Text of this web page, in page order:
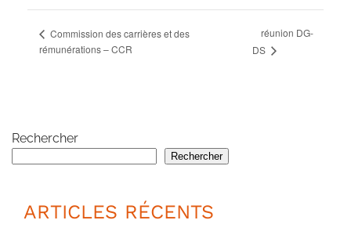
Commission des carrières et des
rémunérations – CCR
réunion DG-
DS
Rechercher
Rechercher
ARTICLES RÉCENTS